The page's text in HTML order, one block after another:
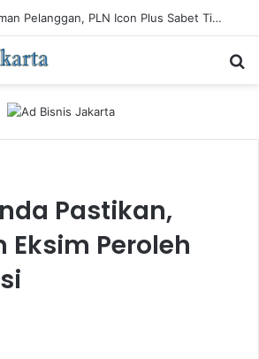
Perkuat Industri Laundry, Ketum ASLI Siapkan Pelaku Usaha Tembus Standar Dunia
Pastikan,
Peroleh